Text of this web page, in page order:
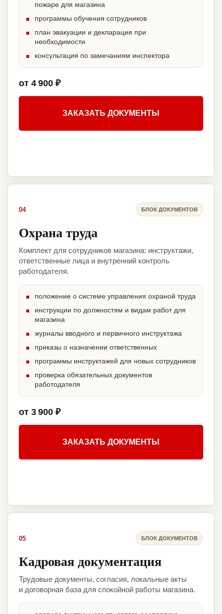
пожаре для магазина
программы обучения сотрудников
план эвакуации и декларация при
необходимости
консультация по замечаниям инспектора
от 4 900 ₽
ЗАКАЗАТЬ ДОКУМЕНТЫ
04 БЛОК ДОКУМЕНТОВ
Охрана труда
Комплект для сотрудников магазина: инструктажи,
ответственные лица и внутренний контроль
работодателя.
положение о системе управления охраной труда
инструкции по должностям и видам работ для
магазина
журналы вводного и первичного инструктажа
приказы о назначении ответственных
программы инструктажей для новых сотрудников
проверка обязательных документов
работодателя
от 3 900 ₽
ЗАКАЗАТЬ ДОКУМЕНТЫ
05 БЛОК ДОКУМЕНТОВ
Кадровая документация
Трудовые документы, согласия, локальные акты
и договорная база для спокойной работы магазина.